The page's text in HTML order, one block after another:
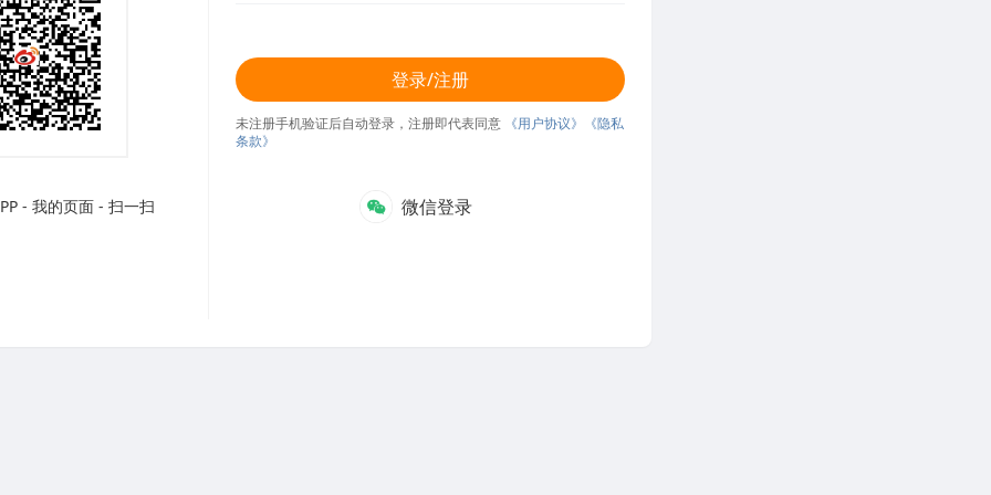
- 我的页面 - 扫一扫
登录/注册
未注册手机验证后自动登录，注册即代表同意 《用户协议》
《隐私
条款》
微信登录